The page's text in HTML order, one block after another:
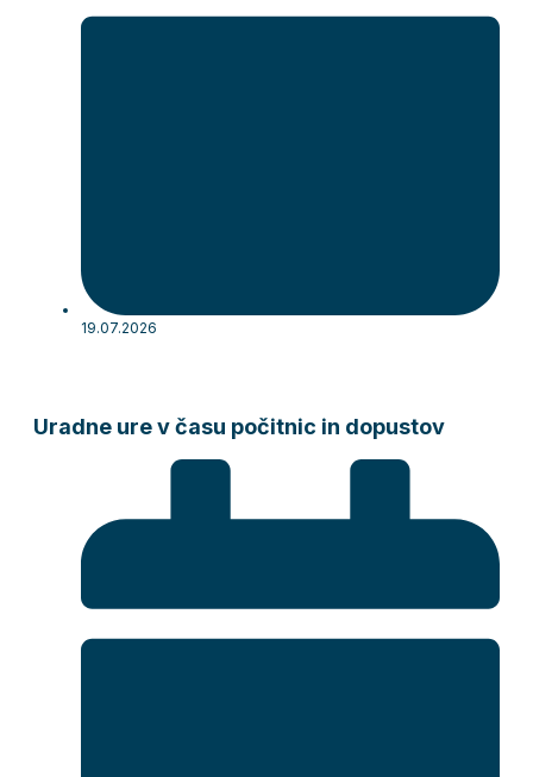
19.07.2026
Uradne ure v času počitnic in dopustov